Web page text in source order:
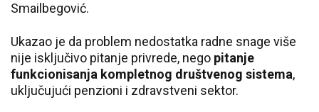
Smailbegović.
Ukazao je da problem nedostatka radne snage više
nije isključivo pitanje privrede, nego pitanje
funkcionisanja kompletnog društvenog sistema,
uključujući penzioni i zdravstveni sektor.